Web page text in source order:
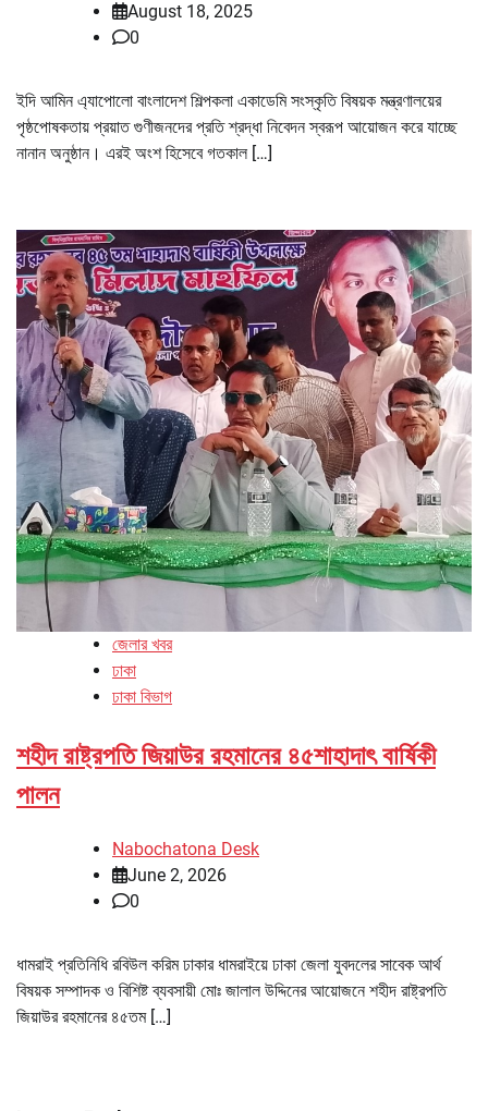
August 18, 2025
0
ইদি আমিন এ্যাপোলো বাংলাদেশ শিল্পকলা একাডেমি সংস্কৃতি বিষয়ক মন্ত্রণালয়ের
পৃষ্ঠপোষকতায় প্রয়াত গুণীজনদের প্রতি শ্রদ্ধা নিবেদন স্বরূপ আয়োজন করে যাচ্ছে
নানান অনুষ্ঠান। এরই অংশ হিসেবে গতকাল […]
জেলার খবর
ঢাকা
ঢাকা বিভাগ
শহীদ রাষ্ট্রপতি জিয়াউর রহমানের ৪৫শাহাদাৎ বার্ষিকী
পালন
Nabochatona Desk
June 2, 2026
0
ধামরাই প্রতিনিধি রবিউল করিম ঢাকার ধামরাইয়ে ঢাকা জেলা যুবদলের সাবেক আর্থ
বিষয়ক সম্পাদক ও বিশিষ্ট ব্যবসায়ী মোঃ জালাল উদ্দিনের আয়োজনে শহীদ রাষ্ট্রপতি
জিয়াউর রহমানের ৪৫তম […]